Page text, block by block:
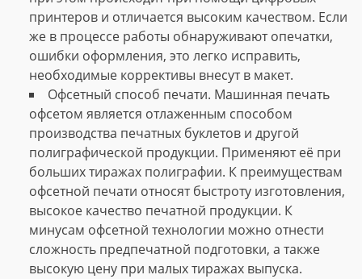
принтеров и отличается высоким качеством. Если
же в процессе работы обнаруживают опечатки,
ошибки оформления, это легко исправить,
необходимые коррективы внесут в макет.
Офсетный способ печати. Машинная печать
офсетом является отлаженным способом
производства печатных буклетов и другой
полиграфической продукции. Применяют её при
больших тиражах полиграфии. К преимуществам
офсетной печати относят быстроту изготовления,
высокое качество печатной продукции. К
минусам офсетной технологии можно отнести
сложность предпечатной подготовки, а также
высокую цену при малых тиражах выпуска.